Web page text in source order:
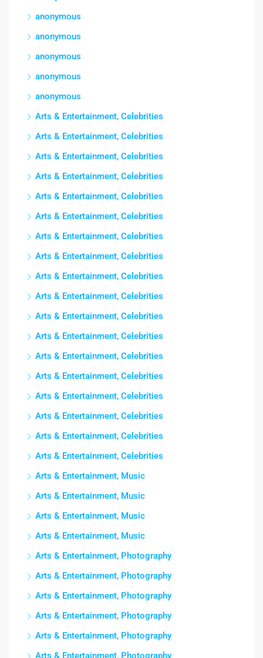
anonymous
anonymous
anonymous
anonymous
anonymous
Arts & Entertainment, Celebrities
Arts & Entertainment, Celebrities
Arts & Entertainment, Celebrities
Arts & Entertainment, Celebrities
Arts & Entertainment, Celebrities
Arts & Entertainment, Celebrities
Arts & Entertainment, Celebrities
Arts & Entertainment, Celebrities
Arts & Entertainment, Celebrities
Arts & Entertainment, Celebrities
Arts & Entertainment, Celebrities
Arts & Entertainment, Celebrities
Arts & Entertainment, Celebrities
Arts & Entertainment, Celebrities
Arts & Entertainment, Celebrities
Arts & Entertainment, Celebrities
Arts & Entertainment, Celebrities
Arts & Entertainment, Celebrities
Arts & Entertainment, Music
Arts & Entertainment, Music
Arts & Entertainment, Music
Arts & Entertainment, Music
Arts & Entertainment, Photography
Arts & Entertainment, Photography
Arts & Entertainment, Photography
Arts & Entertainment, Photography
Arts & Entertainment, Photography
Arts & Entertainment, Photography